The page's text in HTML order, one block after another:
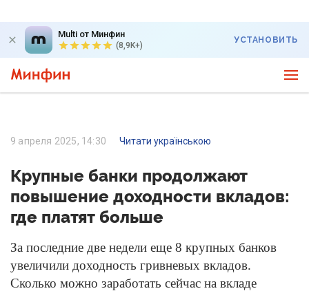
Multi от Минфин
(8,9K+)
УСТАНОВИТЬ
9 апреля 2025, 14:30 Читати українською
Крупные банки продолжают
повышение доходности вкладов:
где платят больше
За последние две недели еще 8 крупных банков
увеличили доходность гривневых вкладов.
Сколько можно заработать сейчас на вкладе